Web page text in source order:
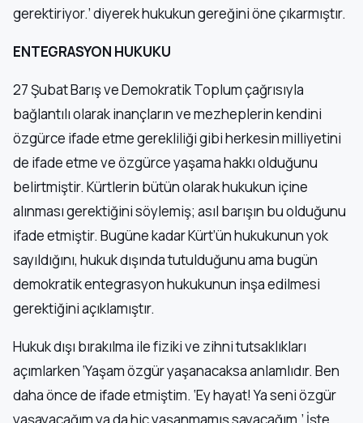
gerektiriyor.’ diyerek hukukun gereğini öne çıkarmıştır.
ENTEGRASYON HUKUKU
27 Şubat Barış ve Demokratik Toplum çağrısıyla
bağlantılı olarak inançların ve mezheplerin kendini
özgürce ifade etme gerekliliği gibi herkesin milliyetini
de ifade etme ve özgürce yaşama hakkı olduğunu
belirtmiştir. Kürtlerin bütün olarak hukukun içine
alınması gerektiğini söylemiş; asıl barışın bu olduğunu
ifade etmiştir. Bugüne kadar Kürt’ün hukukunun yok
sayıldığını, hukuk dışında tutulduğunu ama bugün
demokratik entegrasyon hukukunun inşa edilmesi
gerektiğini açıklamıştır.
Hukuk dışı bırakılma ile fiziki ve zihni tutsaklıkları
açımlarken ‘Yaşam özgür yaşanacaksa anlamlıdır. Ben
daha önce de ifade etmiştim. ‘Ey hayat! Ya seni özgür
yaşayacağım ya da hiç yaşanmamış sayacağım.’ İşte